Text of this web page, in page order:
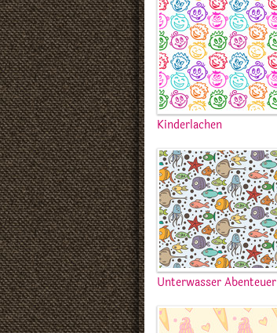
Kinderlachen
Unterwasser Abenteuer